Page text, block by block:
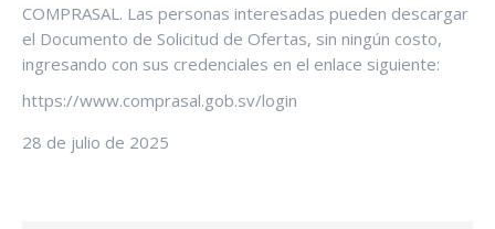
COMPRASAL. Las personas interesadas pueden descargar
el Documento de Solicitud de Ofertas, sin ningún costo,
ingresando con sus credenciales en el enlace siguiente:
https://www.comprasal.gob.sv/login
28 de julio de 2025